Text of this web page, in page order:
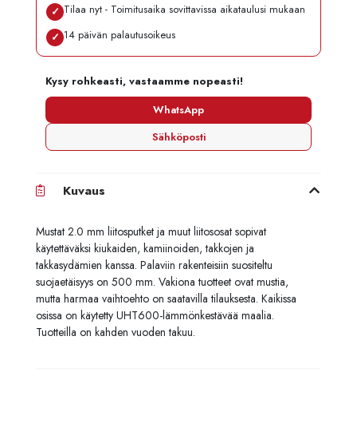
✓ Tilaa nyt - Toimitusaika sovittavissa aikataulusi mukaan
✓ 14 päivän palautusoikeus
Kysy rohkeasti, vastaamme nopeasti!
WhatsApp
Sähköposti
Kuvaus
Mustat 2.0 mm liitosputket ja muut liitososat sopivat
käytettäväksi kiukaiden, kamiinoiden, takkojen ja
takkasydämien kanssa. Palaviin rakenteisiin suositeltu
suojaetäisyys on 500 mm. Vakiona tuotteet ovat mustia,
mutta harmaa vaihtoehto on saatavilla tilauksesta. Kaikissa
osissa on käytetty UHT600-lämmönkestävää maalia.
Tuotteilla on kahden vuoden takuu.